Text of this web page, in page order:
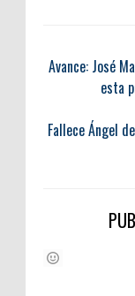
Avance: José
esta
Fallece Ángel